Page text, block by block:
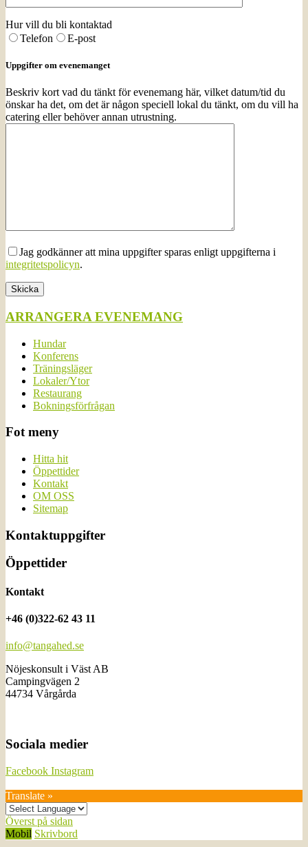
Hur vill du bli kontaktad
Telefon
E-post
Uppgifter om evenemanget
Beskriv kort vad du tänkt för evenemang här, vilket datum/tid du
önskar ha det, om det är någon speciell lokal du tänkt, om du vill ha
catering eller behöver annan utrustning.
Jag godkänner att mina uppgifter sparas enligt uppgifterna i
integritetspolicyn.
ARRANGERA EVENEMANG
Hundar
Konferens
Träningsläger
Lokaler/Ytor
Restaurang
Bokningsförfrågan
Fot meny
Hitta hit
Öppettider
Kontakt
OM OSS
Sitemap
Kontaktuppgifter
Öppettider
Kontakt
+46 (0)322-62 43 11
info@tangahed.se
Nöjeskonsult i Väst AB
Campingvägen 2
44734 Vårgårda
Sociala medier
Facebook Instagram
Translate »
Överst på sidan
Mobil Skrivbord